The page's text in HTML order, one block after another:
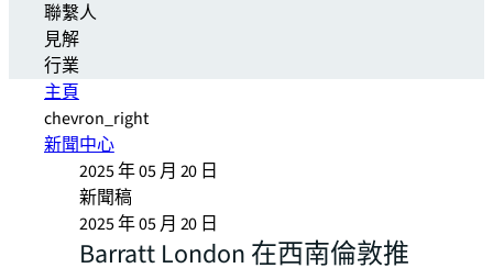
聯繫人
見解
行業
主頁
chevron_right
新聞中心
2025 年 05 月 20 日
新聞稿
2025 年 05 月 20 日
Barratt London 在西南倫敦推